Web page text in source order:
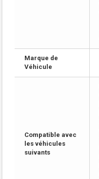
Marque de
Véhicule
Compatible avec
les véhicules
suivants